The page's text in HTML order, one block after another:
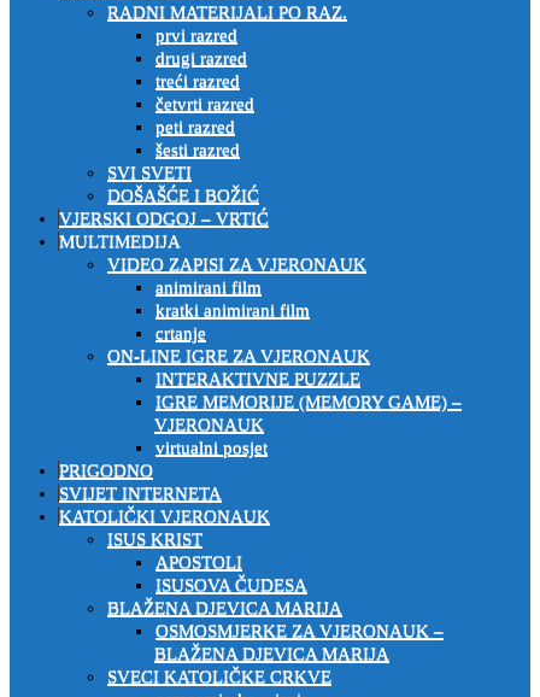
RADNI MATERIJALI PO RAZ.
prvi razred
drugi razred
treći razred
četvrti razred
peti razred
šesti razred
SVI SVETI
DOŠAŠĆE I BOŽIĆ
VJERSKI ODGOJ – VRTIĆ
MULTIMEDIJA
VIDEO ZAPISI ZA VJERONAUK
animirani film
kratki animirani film
crtanje
ON-LINE IGRE ZA VJERONAUK
INTERAKTIVNE PUZZLE
IGRE MEMORIJE (MEMORY GAME) –
VJERONAUK
virtualni posjet
PRIGODNO
SVIJET INTERNETA
KATOLIČKI VJERONAUK
ISUS KRIST
APOSTOLI
ISUSOVA ČUDESA
BLAŽENA DJEVICA MARIJA
OSMOSMJERKE ZA VJERONAUK –
BLAŽENA DJEVICA MARIJA
SVECI KATOLIČKE CRKVE